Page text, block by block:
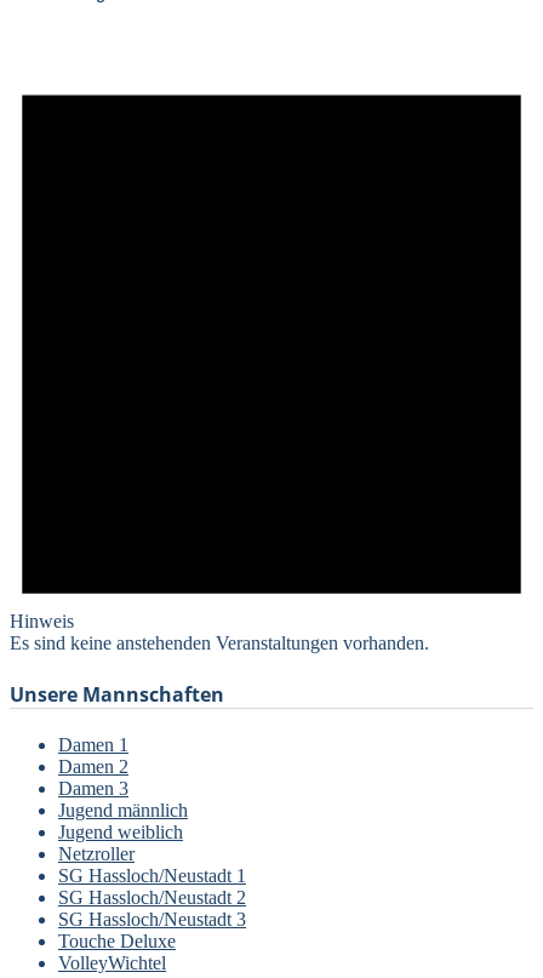
Hinweis
Es sind keine anstehenden Veranstaltungen vorhanden.
Unsere Mannschaften
Damen 1
Damen 2
Damen 3
Jugend männlich
Jugend weiblich
Netzroller
SG Hassloch/Neustadt 1
SG Hassloch/Neustadt 2
SG Hassloch/Neustadt 3
Touche Deluxe
VolleyWichtel